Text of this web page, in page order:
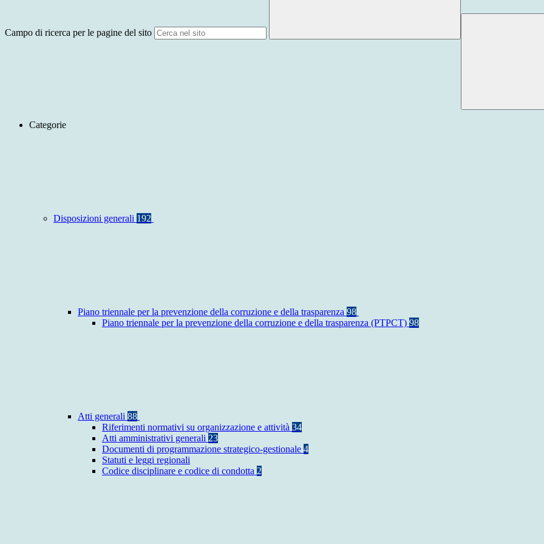
Campo di ricerca per le pagine del sito
Categorie
Disposizioni generali 192
Piano triennale per la prevenzione della corruzione e della trasparenza 98
Piano triennale per la prevenzione della corruzione e della trasparenza (PTPCT) 98
Atti generali 88
Riferimenti normativi su organizzazione e attività 34
Atti amministrativi generali 23
Documenti di programmazione strategico-gestionale 4
Statuti e leggi regionali
Codice disciplinare e codice di condotta 2